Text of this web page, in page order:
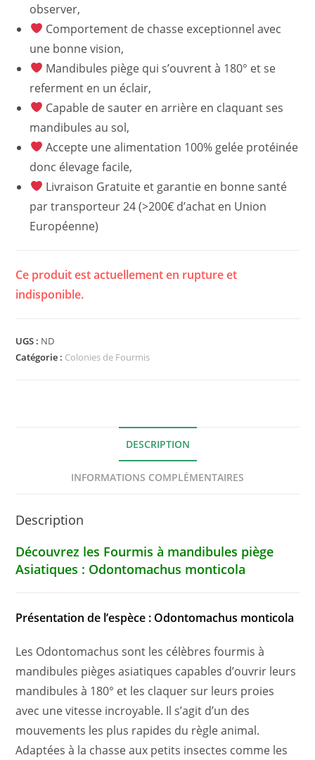
observer,
Comportement de chasse exceptionnel avec
une bonne vision,
Mandibules piège qui s’ouvrent à 180° et se
referment en un éclair,
Capable de sauter en arrière en claquant ses
mandibules au sol,
Accepte une alimentation 100% gelée protéinée
donc élevage facile,
Livraison Gratuite et garantie en bonne santé
par transporteur 24 (>200€ d’achat en Union
Européenne)
Ce produit est actuellement en rupture et
indisponible.
UGS : ND
Catégorie : Colonies de Fourmis
DESCRIPTION
INFORMATIONS COMPLÉMENTAIRES
Description
Découvrez les Fourmis à mandibules piège
Asiatiques : Odontomachus monticola
Présentation de l’espèce : Odontomachus monticola
Les Odontomachus sont les célèbres fourmis à
mandibules pièges asiatiques capables d’ouvrir leurs
mandibules à 180° et les claquer sur leurs proies
avec une vitesse incroyable. Il s’agit d’un des
mouvements les plus rapides du règle animal.
Adaptées à la chasse aux petits insectes comme les